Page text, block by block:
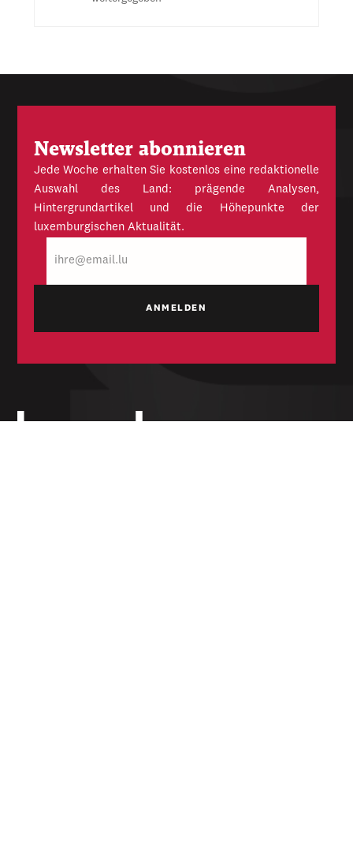
Newsletter abonnieren
Jede Woche erhalten Sie kostenlos eine redaktionelle
Auswahl des Land: prägende Analysen,
Hintergrundartikel und die Höhepunkte der
luxemburgischen Aktualität.
Mail